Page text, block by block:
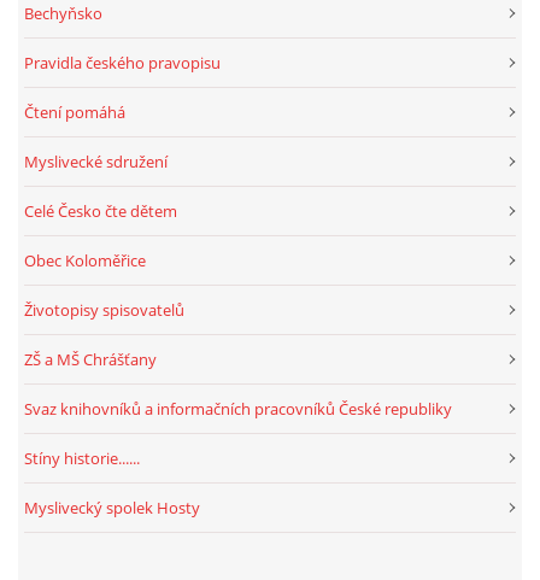
Bechyňsko
Pravidla českého pravopisu
Čtení pomáhá
Myslivecké sdružení
Celé Česko čte dětem
Obec Koloměřice
Životopisy spisovatelů
ZŠ a MŠ Chrášťany
Svaz knihovníků a informačních pracovníků České republiky
Stíny historie......
Myslivecký spolek Hosty